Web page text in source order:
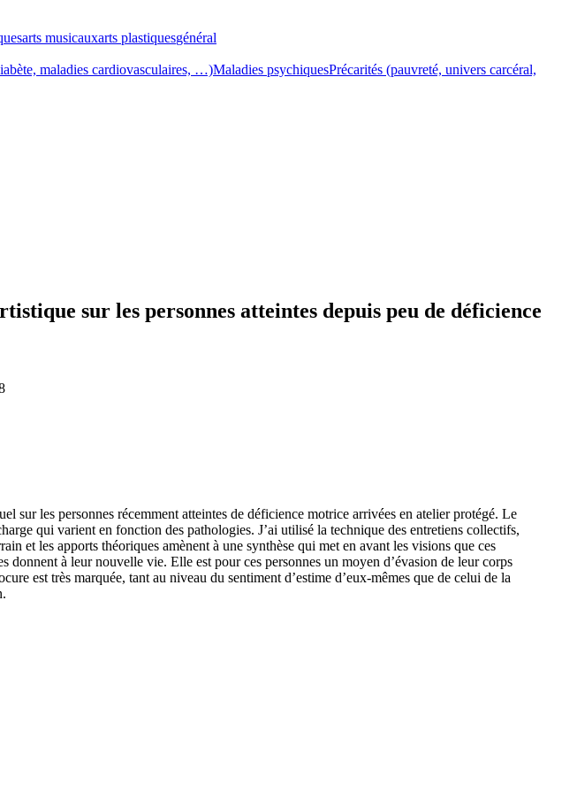
arts musicauxarts plastiquesgénéral
maladies cardiovasculaires, …)Maladies psychiquesPrécarités (pauvreté, univers carcéral,
sur les personnes atteintes depuis peu de déficience
sur les personnes récemment atteintes de déficience motrice arrivées en atelier protégé. Le
qui varient en fonction des pathologies. J’ai utilisé la technique des entretiens collectifs,
et les apports théoriques amènent à une synthèse qui met en avant les visions que ces
donnent à leur nouvelle vie. Elle est pour ces personnes un moyen d’évasion de leur corps
est très marquée, tant au niveau du sentiment d’estime d’eux-mêmes que de celui de la